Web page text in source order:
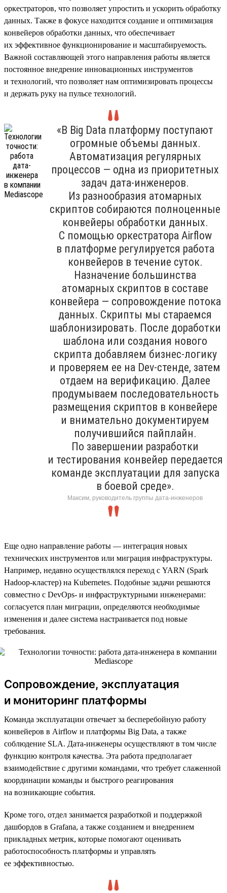
оркестраторов, что позволяет упростить и ускорить обработку
данных. Также в фокусе находится создание и оптимизация
конвейеров обработки данных, что обеспечивает
их эффективное функционирование и масштабируемость.
Важной составляющей этого направления работы является
постоянное внедрение инновационных инструментов
и технологий, что позволяет нам оптимизировать процессы
и держать руку на пульсе технологий.
«В Big Data платформу поступают
огромные объемы данных.
Автоматизация регулярных
процессов — одна из приоритетных
задач дата-инженеров.
Из разнообразия атомарных
скриптов собираются полноценные
конвейеры обработки данных.
С помощью оркестратора Airflow
в платформе регулируется работа
конвейеров в течение суток.
Назначение большинства
атомарных скриптов в составе
конвейера — сопровождение потока
данных. Скрипты мы стараемся
шаблонизировать. После доработки
шаблона или создания нового
скрипта добавляем бизнес-логику
и проверяем ее на Dev-стенде, затем
отдаем на верификацию. Далее
продумываем последовательность
размещения скриптов в конвейере
и внимательно документируем
получившийся пайплайн.
По завершении разработки
и тестирования конвейер передается
команде эксплуатации для запуска
в боевой среде».
Максим, руководитель группы дата-инженеров
Еще одно направление работы — интеграция новых
технических инструментов или миграция инфраструктуры.
Например, недавно осуществлялся переход с YARN (Spark
Hadoop-кластер) на Kubernetes. Подобные задачи решаются
совместно с DevOps- и инфраструктурными инженерами:
согласуется план миграции, определяются необходимые
изменения и далее система настраивается под новые
требования.
Сопровождение, эксплуатация
и мониторинг платформы
Команда эксплуатации отвечает за бесперебойную работу
конвейеров в Airflow и платформы Big Data, а также
соблюдение SLA. Дата-инженеры осуществляют в том числе
функцию контроля качества. Эта работа предполагает
взаимодействие с другими командами, что требует слаженной
координации команды и быстрого реагирования
на возникающие события.
Кроме того, отдел занимается разработкой и поддержкой
дашбордов в Grafana, а также созданием и внедрением
прикладных метрик, которые помогают оценивать
работоспособность платформы и управлять
ее эффективностью.